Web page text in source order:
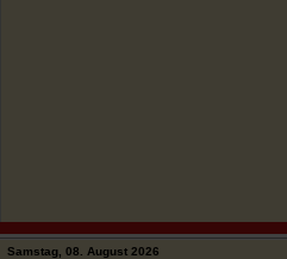
Samstag, 08. August 2026